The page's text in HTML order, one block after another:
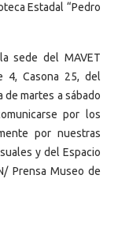
Estadal “Pedro
sede del MAVET
4, Casona 25, del
martes a sábado
por los
por nuestras
y del Espacio
Prensa Museo de